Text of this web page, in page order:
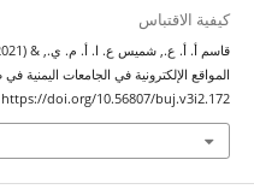
كيفية الاقتباس
المواقع الإلكترونية في الجامعات اليمنية
https://doi.org/10.56807/buj.v3i2.172